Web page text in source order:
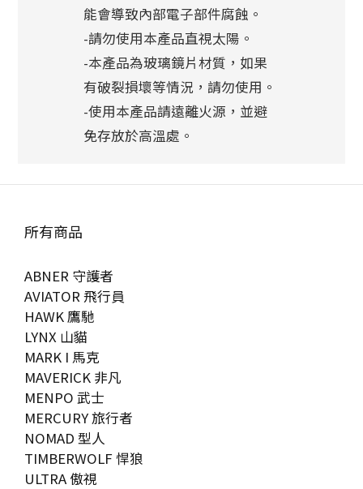
能會導致內部電子部件腐蝕。
-請勿使用本產品直視太陽。
-本產品為玻璃鏡片材質，如果
有破裂損壞等情況，請勿使用。
-使用本產品請遠離火源，並避
免存放於高溫處。
所有商品
ABNER 守護者
AVIATOR 飛行員
HAWK 鷹馳
LYNX 山貓
MARK I 馬克
MAVERICK 非凡
MENPO 武士
MERCURY 旅行者
NOMAD 型人
TIMBERWOLF 悍狼
ULTRA 傲視